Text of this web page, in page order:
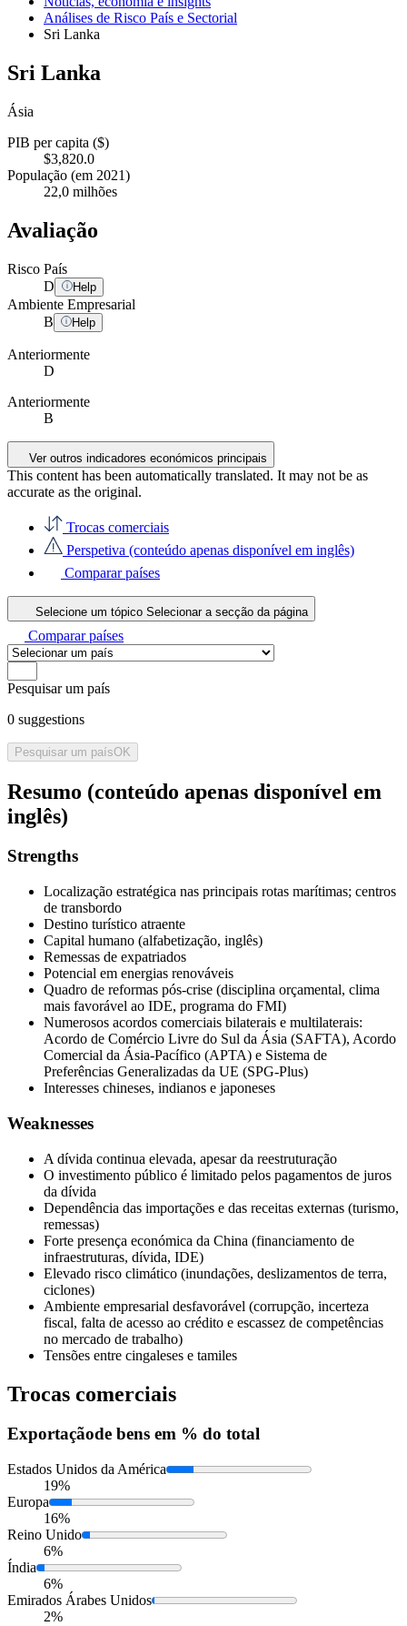
Análises de Risco País e Sectorial
Sri Lanka
Sri Lanka
Ásia
PIB per capita ($)
$3,820.0
População (em 2021)
22,0 milhões
Avaliação
Risco País
D
Help
Ambiente Empresarial
B
Help
Anteriormente
D
Anteriormente
B
Ver outros indicadores económicos principais
This content has been automatically translated. It may not be as
accurate as the original.
Trocas comerciais
Perspetiva (conteúdo apenas disponível em inglês)
Comparar países
Selecione um tópico Selecionar a secção da página
Comparar países
Pesquisar um país
0 suggestions
Pesquisar um paísOK
Resumo (conteúdo apenas disponível em
inglês)
Strengths
Localização estratégica nas principais rotas marítimas; centros
de transbordo
Destino turístico atraente
Capital humano (alfabetização, inglês)
Remessas de expatriados
Potencial em energias renováveis
Quadro de reformas pós-crise (disciplina orçamental, clima
mais favorável ao IDE, programa do FMI)
Numerosos acordos comerciais bilaterais e multilaterais:
Acordo de Comércio Livre do Sul da Ásia (SAFTA), Acordo
Comercial da Ásia-Pacífico (APTA) e Sistema de
Preferências Generalizadas da UE (SPG-Plus)
Interesses chineses, indianos e japoneses
Weaknesses
A dívida continua elevada, apesar da reestruturação
O investimento público é limitado pelos pagamentos de juros
da dívida
Dependência das importações e das receitas externas (turismo,
remessas)
Forte presença económica da China (financiamento de
infraestruturas, dívida, IDE)
Elevado risco climático (inundações, deslizamentos de terra,
ciclones)
Ambiente empresarial desfavorável (corrupção, incerteza
fiscal, falta de acesso ao crédito e escassez de competências
no mercado de trabalho)
Tensões entre cingaleses e tamiles
Trocas comerciais
Exportaçãode bens em % do total
Estados Unidos da América
19%
Europa
16%
Reino Unido
6%
Índia
6%
Emirados Árabes Unidos
2%